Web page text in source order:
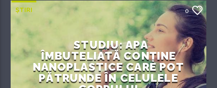
ȘTIRI 0
STUDIU: APA
ÎMBUTELIATĂ CONȚINE
NANOPLASTICE CARE POT
PĂTRUNDE ÎN CELULELE